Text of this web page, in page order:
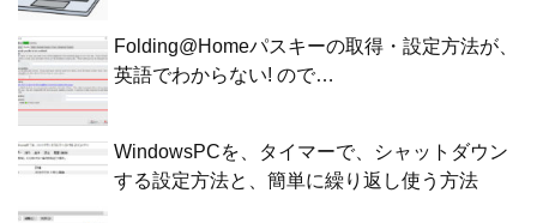
Folding@Homeパスキーの取得・設定方法が、
英語でわからない! ので…
WindowsPCを、タイマーで、シャットダウン
する設定方法と、簡単に繰り返し使う方法